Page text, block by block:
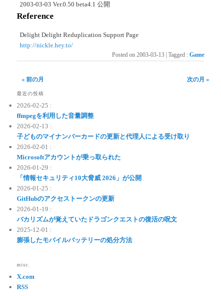
2003-03-03 Ver.0.50 beta4.1 公開
Reference
Delight Delight Reduplication Support Page
http://nickle.hey.to/
Posted on 2003-03-13 Tagged : Game
« 前の月 次の月 »
最近の投稿
2026-02-25 :
ffmpegを利用した音量調整
2026-02-13 :
子どものマイナンバーカードの更新と代理人による受け取り
2026-02-01 :
Microsoftアカウントが乗っ取られた
2026-01-29 :
「情報セキュリティ10大脅威 2026」が公開
2026-01-25 :
GitHubのアクセストークンの更新
2026-01-19 :
バカリズムが覚えていたドラゴンクエストの復活の呪文
2025-12-01 :
膨張したモバイルバッテリーの処分方法
misc.
X.com
RSS